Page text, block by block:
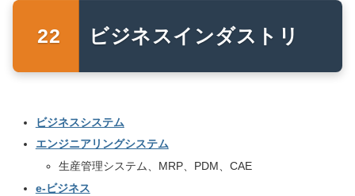
ビジネスインダストリ
ビジネスシステム
エンジニアリングシステム
生産管理システム、MRP、PDM、CAE
e-ビジネス